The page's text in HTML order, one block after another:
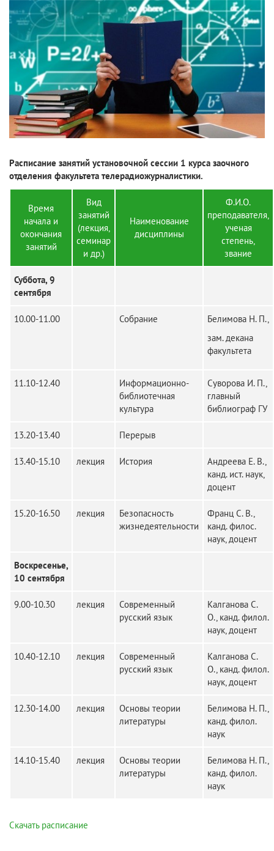
Расписание занятий установочной сессии 1 курса заочного
отделения факультета телерадиожурналистики.
Время
начала и
окончания
занятий
Вид
занятий
(лекция,
семинар
и др.)
Наименование
дисциплины
Ф.И.О.
преподавателя,
ученая
степень,
звание
Суббота, 9
сентября
10.00-11.00 Собрание
Белимова Н. П.,
зам. декана
факультета
11.10-12.40
Информационно-
библиотечная
культура
Суворова И. П.,
главный
библиограф ГУ
13.20-13.40 Перерыв
13.40-15.10 лекция История
Андреева Е. В.,
канд. ист. наук,
доцент
15.20-16.50 лекция
Безопасность
жизнедеятельности
Франц С. В.,
канд. филос.
наук, доцент
Воскресенье,
10 сентября
9.00-10.30 лекция
Современный
русский язык
Калганова С.
О., канд. филол.
наук, доцент
10.40-12.10 лекция
Современный
русский язык
Калганова С.
О., канд. филол.
наук, доцент
12.30-14.00 лекция
Основы теории
литературы
Белимова Н. П.,
канд. филол.
наук
14.10-15.40 лекция
Основы теории
литературы
Белимова Н. П.,
канд. филол.
наук
Скачать расписание